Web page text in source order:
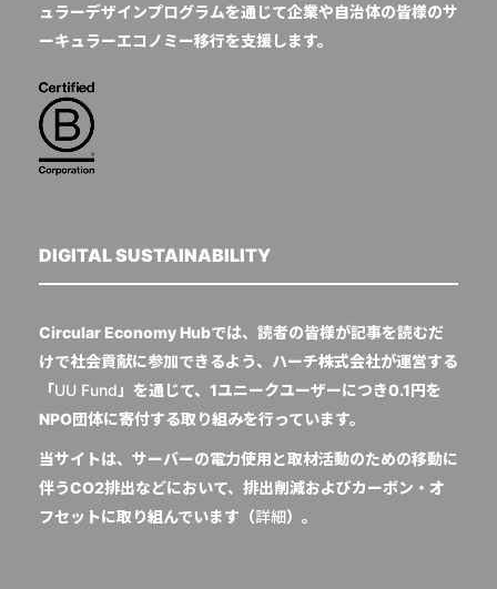
ュラーデザインプログラムを通じて企業や自治体の皆様のサ
ーキュラーエコノミー移行を支援します。
DIGITAL SUSTAINABILITY
Circular Economy Hubでは、読者の皆様が記事を読むだ
けで社会貢献に参加できるよう、ハーチ株式会社が運営する
「UU Fund 」を通じて、1ユニークユーザーにつき0.1円を
NPO団体に寄付する取り組みを行っています。
当サイトは、サーバーの電力使用と取材活動のための移動に
伴うCO2排出などにおいて、排出削減およびカーボン・オ
フセットに取り組んでいます（詳細）。